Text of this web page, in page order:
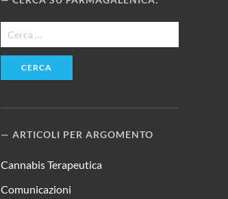
Ricerca
per:
ARTICOLI PER ARGOMENTO
Cannabis Terapeutica
Comunicazioni